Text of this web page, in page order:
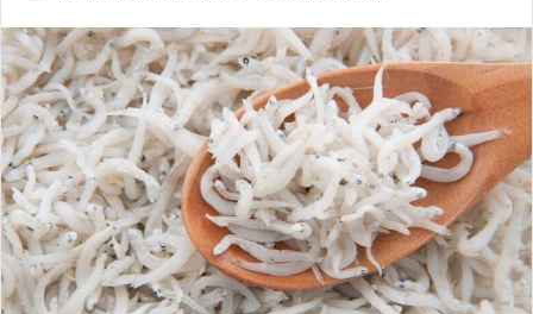
v
a
u
n
'
e
m
a
i